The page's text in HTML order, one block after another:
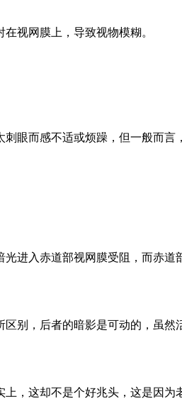
视网膜上，导致视物模糊。
眼而感不适或烦躁，但一般而言
进入赤道部视网膜受阻，而赤道
别，后者的暗影是可动的，虽然
，这却不是个好兆头，这是因为